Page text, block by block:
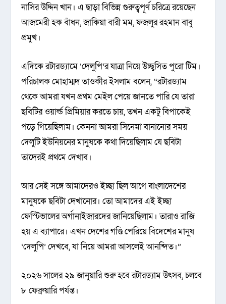
নাসির উদ্দিন খান। এ ছাড়া বিভিন্ন গুরুত্বপূর্ণ চরিত্রে রয়েছেন
আজমেরী হক বাঁধন, জাকিয়া বারী মম, ফজলুর রহমান বাবু
প্রমুখ।
এদিকে রটারড্যামে ‘দেলুপি’র যাত্রা নিয়ে উচ্ছ্বসিত পুরো টিম।
পরিচালক মোহাম্মদ তাওকীর ইসলাম বলেন, “রটারড্যাম
থেকে আমরা যখন প্রথম মেইল পেয়ে জানতে পারি যে তারা
ছবিটির ওয়ার্ল্ড প্রিমিয়ার করতে চায়, তখন একটু বিপাকেই
পড়ে গিয়েছিলাম। কেননা আমরা সিনেমা বানানোর সময়
দেলুটি ইউনিয়নের মানুষকে কথা দিয়েছিলাম যে ছবিটা
তাদেরই প্রথমে দেখাব।
আর সেই সঙ্গে আমাদেরও ইচ্ছা ছিল আগে বাংলাদেশের
মানুষকে ছবিটা দেখানোর। তো আমাদের এই ইচ্ছা
ফেস্টিভালের অর্গানাইজারদের জানিয়েছিলাম। তারাও রাজি
হয় এ ব্যাপারে। এখন দেশের গণ্ডি পেরিয়ে বিদেশের মানুষ
‘দেলুপি’ দেখবে, যা নিয়ে আমরা আসলেই আনন্দিত।”
২০২৬ সালের ২৯ জানুয়ারি শুরু হবে রটারড্যাম উৎসব, চলবে
৮ ফেব্রুয়ারি পর্যন্ত।